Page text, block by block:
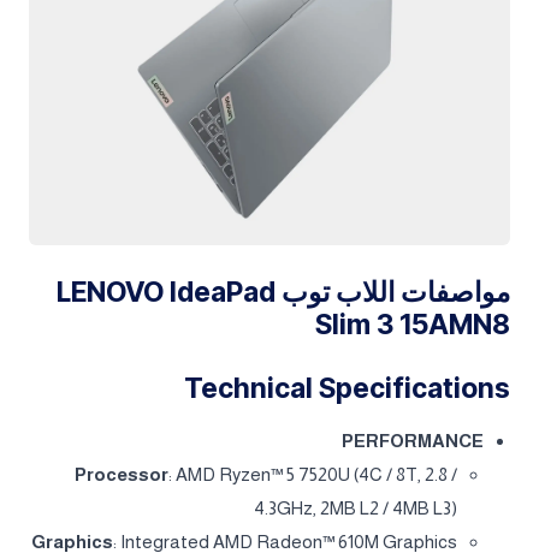
مواصفات اللاب توب LENOVO IdeaPad
Slim 3 15AMN8
Technical Specifications
PERFORMANCE
Processor: AMD Ryzen™ 5 7520U (4C / 8T, 2.8 /
4.3GHz, 2MB L2 / 4MB L3)
Graphics: Integrated AMD Radeon™ 610M Graphics